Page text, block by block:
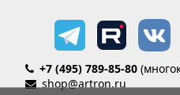
+7 (495) 789-85-80
shop@artron.ru